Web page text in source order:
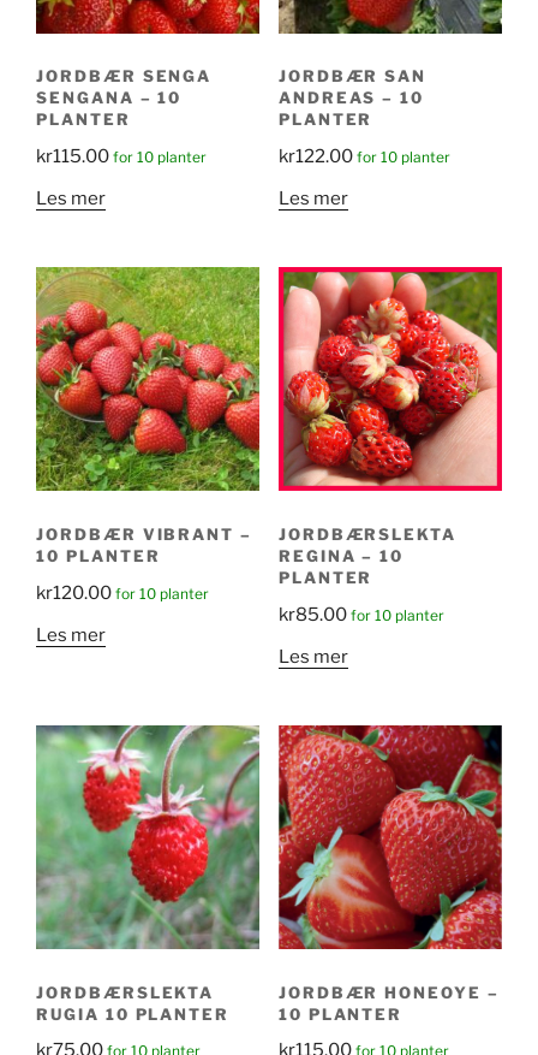
JORDBÆR SENGA
SENGANA – 10
PLANTER
kr115.00 for 10 planter
Les mer
JORDBÆR SAN
ANDREAS – 10
PLANTER
kr122.00 for 10 planter
Les mer
JORDBÆR VIBRANT –
10 PLANTER
kr120.00 for 10 planter
Les mer
JORDBÆRSLEKTA
REGINA – 10
PLANTER
kr85.00 for 10 planter
Les mer
JORDBÆRSLEKTA
RUGIA 10 PLANTER
kr75.00 for 10 planter
JORDBÆR HONEOYE –
10 PLANTER
kr115.00 for 10 planter